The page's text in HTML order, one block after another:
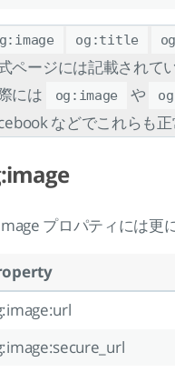
og:title
ページには記載されて
には
og:image や
などでこれらも
プロパティには更